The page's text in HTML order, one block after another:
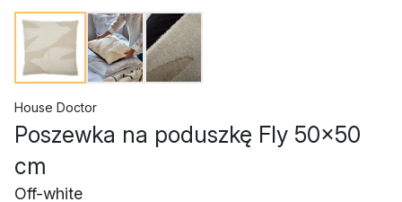
House Doctor
Poszewka na poduszkę Fly 50x50
cm
Off-white